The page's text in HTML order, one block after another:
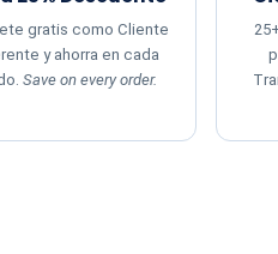
gratis como Cliente
y ahorra en cada
Save on every order.